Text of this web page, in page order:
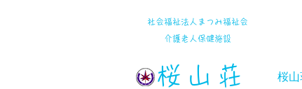
社会福祉法人まつみ福祉会
​介護老人保健施設
​ 桜山荘 桜山